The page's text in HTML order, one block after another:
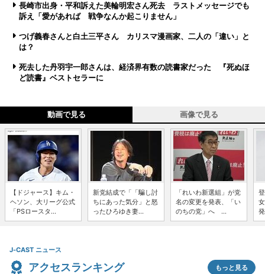
長崎市出身・平和訴えた美輪明宏さん死去 ラストメッセージでも
訴え「愛があれば 戦争なんか起こりません」
つげ義春さんと白土三平さん カリスマ漫画家、二人の「違い」と
は？
死去した丹羽宇一郎さんは、経済界有数の読書家だった 『死ぬほ
ど読書』ベストセラーに
動画で見る 画像で見る
【ドジャース】キム・
ヘソン、大リーグ公式
「PSロースタ...
新党結成で「「騙し討
ちにあった気分」と怒
ったひろゆき妻...
「れいわ新選組」が党
名の変更を発表、「い
のちの党」へ ...
J-CAST ニュース
アクセスランキング もっと見る